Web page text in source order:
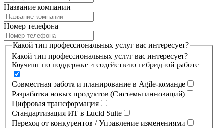
Название компании
Номер телефона
Какой тип профессиональных услуг вас интересует?
Какой тип профессиональных услуг вас интересует?
Коучинг по поддержке и содействию гибридной работе
Совместная работа и планирование в Agile-команде
Разработка новых продуктов (Системы инноваций)
Цифровая трансформация
Стандартизация ИТ в Lucid Suite
Переход от конкурентов / Управление изменениями